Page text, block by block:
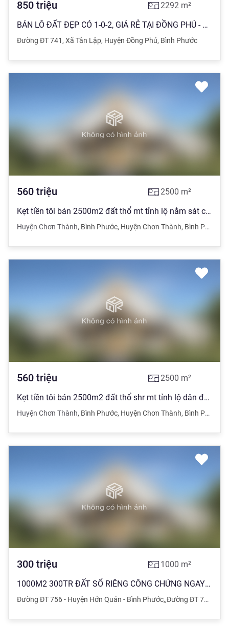
850 triệu 2292 m²
BÁN LÔ ĐẤT ĐẸP CÓ 1-0-2, GIÁ RẺ TẠI ĐỒNG PHÚ - CHÍNH CHỦ KHÔNG QUA TRUNG GIAN
Đường ĐT 741 , Xã Tân Lập, Huyện Đồng Phú, Bình Phước
560 triệu 2500 m²
Kẹt tiền tôi bán 2500m2 đất thổ mt tỉnh lộ nằm sát chợ dân đông giá 560tr
Huyện Chơn Thành, Bình Phước, Huyện Chơn Thành, Bình Phước
560 triệu 2500 m²
Kẹt tiền tôi bán 2500m2 đất thổ shr mt tỉnh lộ dân đông giá 560tr
Huyện Chơn Thành, Bình Phước, Huyện Chơn Thành, Bình Phước
300 triệu 1000 m²
1000M2 300TR ĐẤT SỔ RIÊNG CÔNG CHỨNG NGAY HỚN QUẢN, BÌNH PHƯỚC
Đường ĐT 756 - Huyện Hớn Quản - Bình Phước,,Đường ĐT 756 - Huyện Hớn Quản - Bình Phước